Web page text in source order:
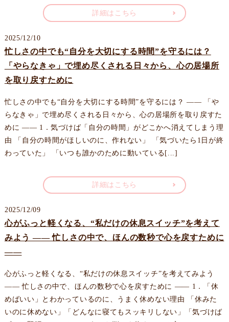
詳細はこちら
2025/12/10
忙しさの中でも“自分を大切にする時間”を守るには？
「やらなきゃ」で埋め尽くされる日々から、心の居場所
を取り戻すために
忙しさの中でも“自分を大切にする時間”を守るには？ —— 「や
らなきゃ」で埋め尽くされる日々から、心の居場所を取り戻すた
めに —— 1．気づけば「自分の時間」がどこかへ消えてしまう理
由 「自分の時間がほしいのに、作れない」 「気づいたら1日が終
わっていた」 「いつも誰かのために動いている[...]
詳細はこちら
2025/12/09
心がふっと軽くなる、“私だけの休息スイッチ”を考えて
みよう —— 忙しさの中で、ほんの数秒で心を戻すために
——
心がふっと軽くなる、“私だけの休息スイッチ”を考えてみよう
—— 忙しさの中で、ほんの数秒で心を戻すために —— 1．「休
めばいい」とわかっているのに、うまく休めない理由 「休みた
いのに休めない」「どんなに寝てもスッキリしない」「気づけば